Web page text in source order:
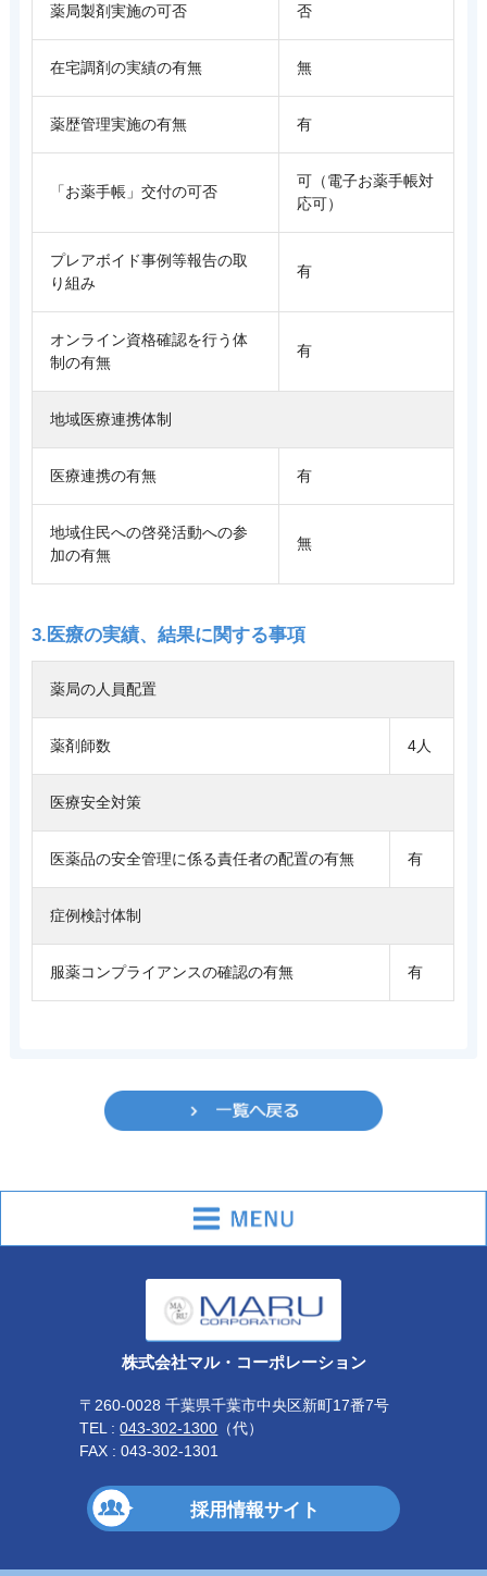
薬局製剤実施の可否 否
在宅調剤の実績の有無 無
薬歴管理実施の有無 有
「お薬手帳」交付の可否
可（電子お薬手帳対
応可）
プレアボイド事例等報告の取
り組み
有
オンライン資格確認を行う体
制の有無
有
地域医療連携体制
医療連携の有無 有
地域住民への啓発活動への参
加の有無
無
3.医療の実績、結果に関する事項
薬局の人員配置
薬剤師数 4人
医療安全対策
医薬品の安全管理に係る責任者の配置の有無 有
症例検討体制
服薬コンプライアンスの確認の有無 有
株式会社マル・コーポレーション
〒260-0028 千葉県千葉市中央区新町17番7号
TEL :043-302-1300 （代）
FAX : 043-302-1301
採用情報サイト